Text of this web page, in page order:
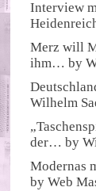
Interview
Merz will
ihm… by
Wilhelm
der… by
Modernas
byWeb